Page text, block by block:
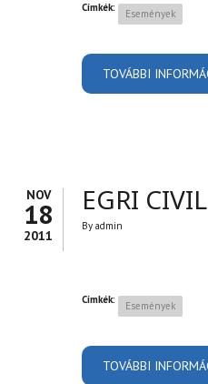
Címkék: Események
TOVÁBBI
NOV
18
2011
EGRI
By admin
Címkék: Események
TOVÁBBI